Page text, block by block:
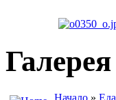
Галерея
Начало » Еда